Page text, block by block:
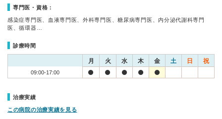
専門医・資格：
感染症専門医、血液専門医、外科専門医、糖尿病専門医、内分泌代謝科専門
医、循環器…
診療時間
月 火 水 木 金 土 日 祝
09:00-17:00
治療実績
この病院の治療実績を見る